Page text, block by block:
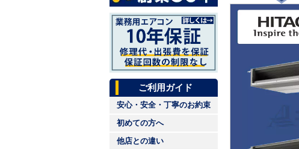
ご利用ガイド
安心・安全・丁寧のお約束
初めての方へ
他店との違い